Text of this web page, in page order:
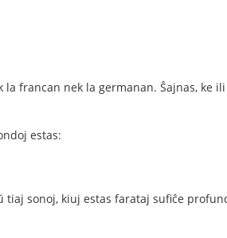
francan nek la germanan. Ŝajnas, ke
estas:
sonoj, kiuj estas farataj sufiĉe